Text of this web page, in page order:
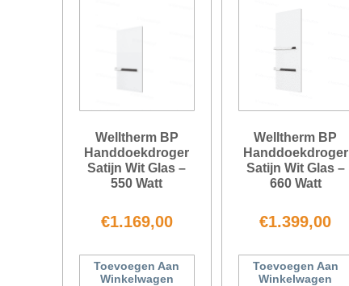
Welltherm BP
Handdoekdroger
Satijn Wit Glas –
550 Watt
€1.169,00
Toevoegen Aan
Winkelwagen
Welltherm BP
Handdoekdroger
Satijn Wit Glas –
660 Watt
€1.399,00
Toevoegen Aan
Winkelwagen